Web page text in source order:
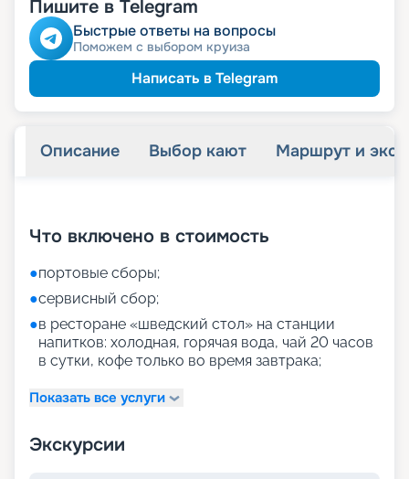
Пишите в Telegram
Быстрые ответы на вопросы
Поможем с выбором круиза
Написать в Telegram
Описание Выбор кают Маршрут и
Что включено в стоимость
●портовые сборы;
●сервисный сбор;
●в ресторане «шведский стол» на станции
напитков: холодная, горячая вода, чай 20 часов
в сутки, кофе только во время завтрака;
Показать все услуги
Экскурсии